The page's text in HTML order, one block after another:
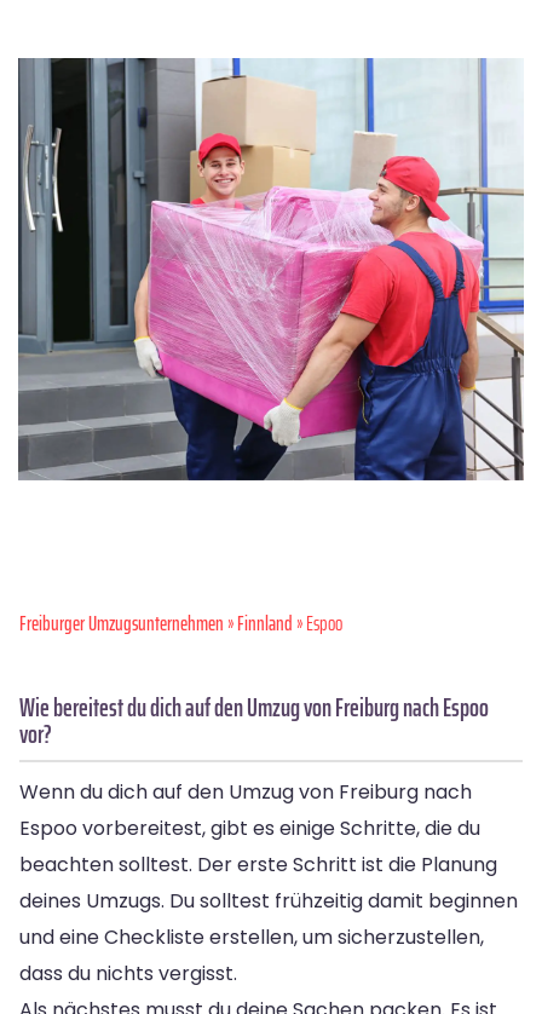
Freiburger Umzugsunternehmen»Finnland» Espoo
Wie bereitest du dich auf den Umzug von Freiburg nach Espoo
vor?
Wenn du dich auf den Umzug von Freiburg nach
Espoo vorbereitest, gibt es einige Schritte, die du
beachten solltest. Der erste Schritt ist die Planung
deines Umzugs. Du solltest frühzeitig damit beginnen
und eine Checkliste erstellen, um sicherzustellen,
dass du nichts vergisst.